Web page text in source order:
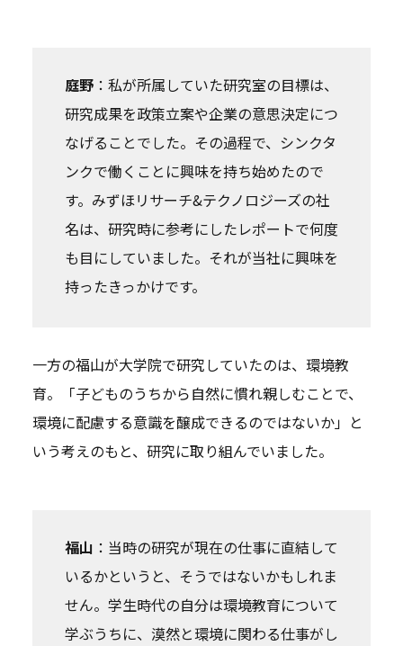
庭野：私が所属していた研究室の目標は、
研究成果を政策立案や企業の意思決定につ
なげることでした。その過程で、シンクタ
ンクで働くことに興味を持ち始めたので
す。みずほリサーチ&テクノロジーズの社
名は、研究時に参考にしたレポートで何度
も目にしていました。それが当社に興味を
持ったきっかけです。
一方の福山が大学院で研究していたのは、環境教
育。「子どものうちから自然に慣れ親しむことで、
環境に配慮する意識を醸成できるのではないか」と
いう考えのもと、研究に取り組んでいました。
福山 ：当時の研究が現在の仕事に直結して
いるかというと、そうではないかもしれま
せん。学生時代の自分は環境教育について
学ぶうちに、漠然と環境に関わる仕事がし